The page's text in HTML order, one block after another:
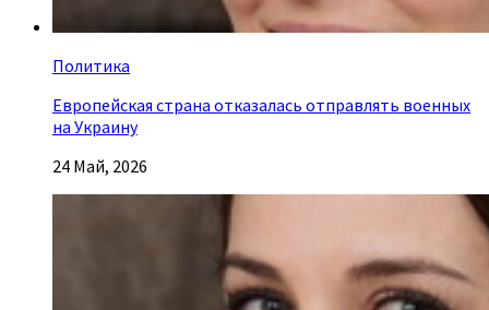
Политика
Европейская страна отказалась отправлять военных
на Украину
24 Май, 2026